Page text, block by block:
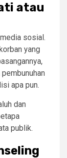
atau
sosial.
yang
apa pun.
dan
publik.